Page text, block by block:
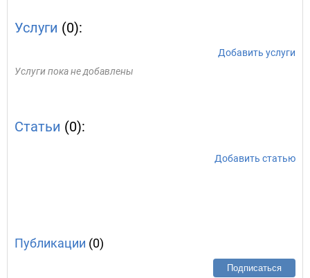
Услуги (0):
Добавить услуги
Услуги пока не добавлены
Статьи (0):
Добавить статью
Публикации (0)
Подписаться